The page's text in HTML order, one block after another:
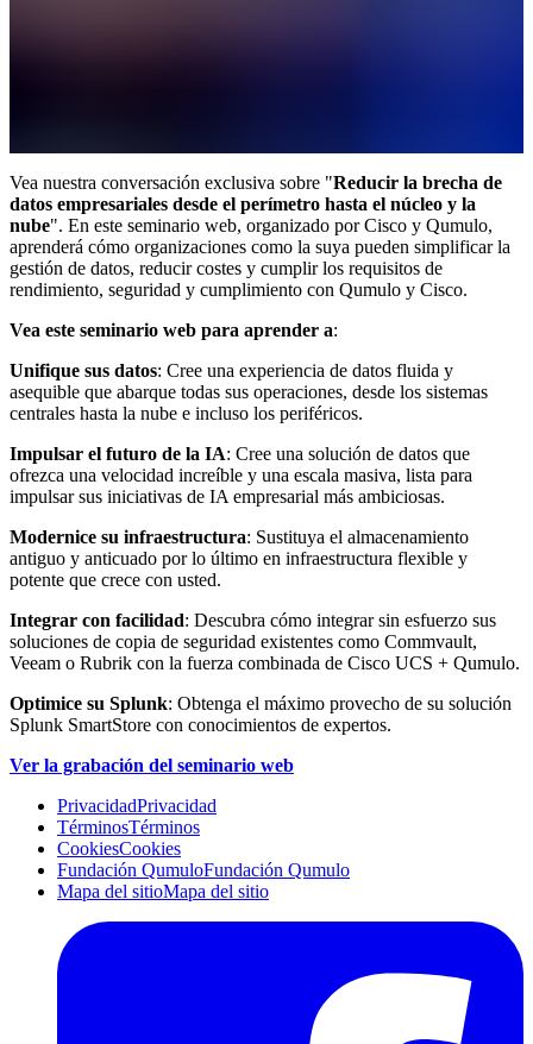
Vea nuestra conversación exclusiva sobre "Reducir la brecha de
datos empresariales desde el perímetro hasta el núcleo y la
nube". En este seminario web, organizado por Cisco y Qumulo,
aprenderá cómo organizaciones como la suya pueden simplificar la
gestión de datos, reducir costes y cumplir los requisitos de
rendimiento, seguridad y cumplimiento con Qumulo y Cisco.
Vea este seminario web para aprender a:
Unifique sus datos: Cree una experiencia de datos fluida y
asequible que abarque todas sus operaciones, desde los sistemas
centrales hasta la nube e incluso los periféricos.
Impulsar el futuro de la IA: Cree una solución de datos que
ofrezca una velocidad increíble y una escala masiva, lista para
impulsar sus iniciativas de IA empresarial más ambiciosas.
Modernice su infraestructura: Sustituya el almacenamiento
antiguo y anticuado por lo último en infraestructura flexible y
potente que crece con usted.
Integrar con facilidad: Descubra cómo integrar sin esfuerzo sus
soluciones de copia de seguridad existentes como Commvault,
Veeam o Rubrik con la fuerza combinada de Cisco UCS + Qumulo.
Optimice su Splunk: Obtenga el máximo provecho de su solución
Splunk SmartStore con conocimientos de expertos.
Ver la grabación del seminario web
PrivacidadPrivacidad
TérminosTérminos
CookiesCookies
Fundación QumuloFundación Qumulo
Mapa del sitioMapa del sitio